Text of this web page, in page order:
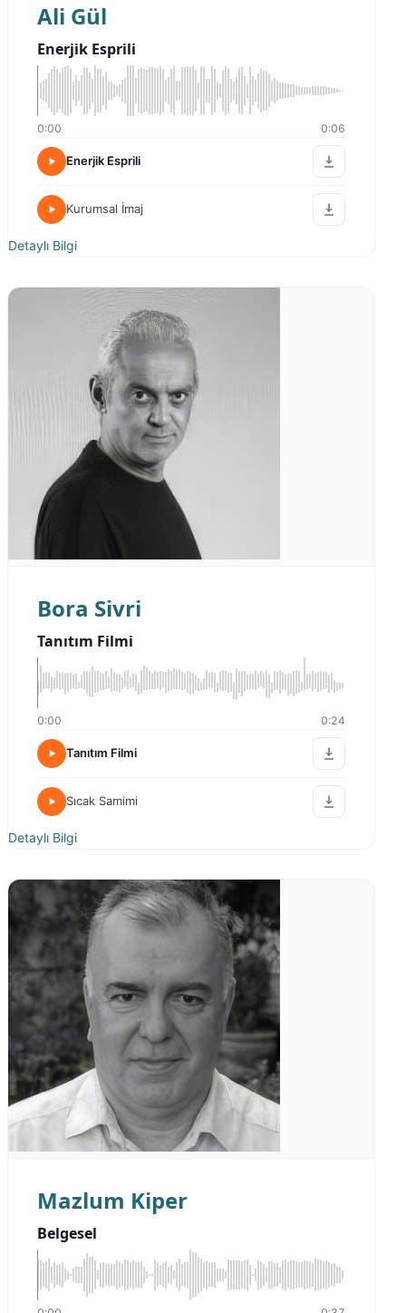
Ali Gül
Enerjik Esprili
0:00 0:06
Enerjik Esprili
Kurumsal İmaj
Detaylı Bilgi
Bora Sivri
Tanıtım Filmi
0:00 0:24
Tanıtım Filmi
Sıcak Samimi
Detaylı Bilgi
Mazlum Kiper
Belgesel